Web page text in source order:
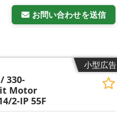
お問い合わせを送信
小型広告
330-
Motor
2-IP 55F